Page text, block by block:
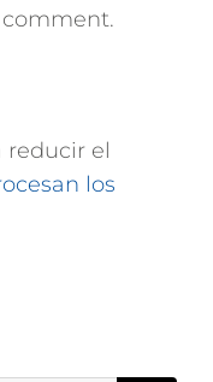
reducir el
los